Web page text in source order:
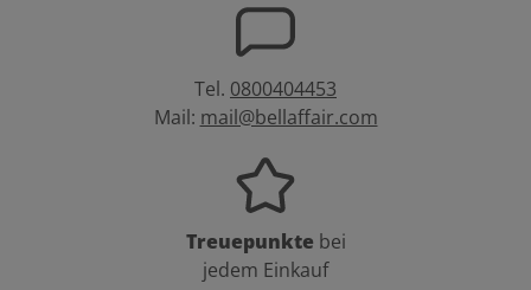
Tel. 0800404453
Mail: mail@bellaffair.com
Treuepunkte bei
jedem Einkauf